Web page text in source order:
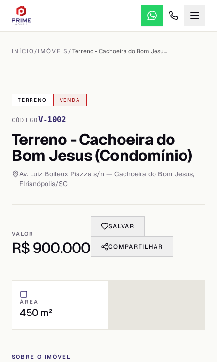
INÍCIO/IMÓVEIS / Terreno - Cachoeira do Bom Jesus (Condomínio)
TERRENO VENDA
CÓDIGOV-1002
Terreno - Cachoeira do
Bom Jesus (Condomínio)
Av. Luiz Boiteux Piazza s/n — Cachoeira do Bom Jesus,
Flrianópolis/SC
VALOR
R$ 900.000
SALVAR
COMPARTILHAR
ÁREA
450 m²
SOBRE O IMÓVEL